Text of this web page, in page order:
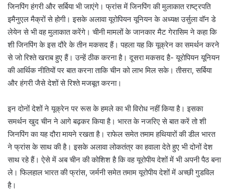
जिनपिंग हंगरी और सर्बिया भी जाएंगे। फ्रांस में जिनपिंग की मुलाकात राष्ट्रपति
इमैनुएल मैक्रों से होगी। इसके अलावा यूरोपियन यूनियन के अध्यक्ष उर्सुला वॉन डे
लेयेन से भी वह मुलाकात करेंगे। चीनी मामलों के जानकार मैट गेरासिम ने कहा कि
शी जिनपिंग के इस दौरे के तीन मकसद हैं। पहला यह कि यूक्रेन का समर्थन करने
से जो रिश्ते खराब हुए हैं। उन्हें ठीक करना है। दूसरा मकसद है- यूरोपियन यूनियन
की आर्थिक नीतियों पर बात करना ताकि चीन को लाभ मिल सके। तीसरा, सर्बिया
और हंगरी जैसे देशों से रिश्ते मजबूत करना।
इन दोनों देशों ने यूक्रेन पर रूस के हमले का भी विरोध नहीं किया है। इसका
समर्थन खुद चीन ने आगे बढ़कर किया है। भारत के नजरिए से बात करें तो शी
जिनपिंग का यह दौरा मायने रखता है। राफेल समेत तमाम हथियारों की डील भारत
ने फ्रांस के साथ की है। इसके अलावा लोकतंत्र का हवाला देते हुए भी दोनों देश
साथ रहे हैं। ऐसे में अब चीन की कोशिश है कि वह यूरोपीय देशों में भी अपनी पैठ बना
ले। फिलहाल भारत की फ्रांस, जर्मनी समेत तमाम यूरोपीय देशों में अच्छी गुडविल
है।